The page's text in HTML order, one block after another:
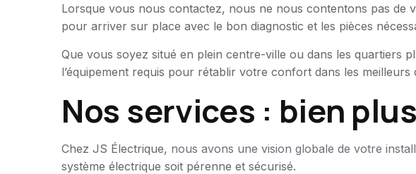
Lorsque vous nous contactez, nous ne nous contentons pas de
pour arriver sur place avec le bon diagnostic et les pièces
Que vous soyez situé en plein centre-ville ou dans les quartiers
l’équipement requis pour rétablir votre confort dans les meilleurs
Nos services : bien
Chez JS Électrique, nous avons une vision globale de votre
système électrique soit pérenne et sécurisé.